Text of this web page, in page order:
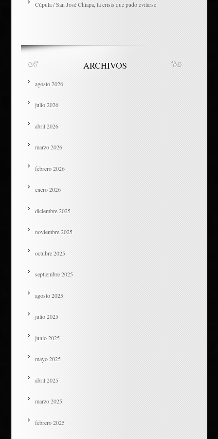
Cúpula / San José Chiapa, la crisis que pudo evitarse
ARCHIVOS
agosto 2026
julio 2026
abril 2026
marzo 2026
febrero 2026
enero 2026
diciembre 2025
noviembre 2025
octubre 2025
septiembre 2025
agosto 2025
julio 2025
junio 2025
mayo 2025
abril 2025
marzo 2025
febrero 2025